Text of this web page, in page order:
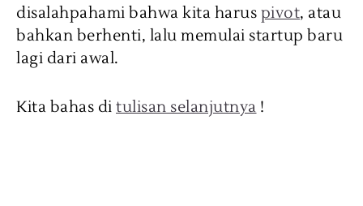
disalahpahami bahwa kita harus pivot, atau
bahkan berhenti, lalu memulai startup baru
lagi dari awal.
Kita bahas di tulisan selanjutnya !